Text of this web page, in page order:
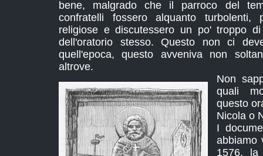
bene, malgrado che il parroco del
confratelli fossero alquanto
religiose e discutessero un po' troppo
dell'oratorio stesso. Questo non ci
quell'epoca, questo avveniva non
altrove.
Non
quali
questo
Nicola o
I
abbiamo
1576, la